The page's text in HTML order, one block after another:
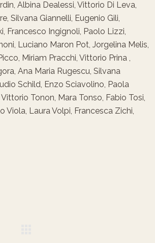
Albina Dealessi, Vittorio Di Leva,
Silvana Giannelli, Eugenio Gili,
Francesco Ingignoli, Paolo Lizzi,
Luciano Maron Pot, Jorgelina Melis,
Miriam Pracchi, Vittorio Prina ,
Ana Maria Rugescu, Silvana
Schild, Enzo Sciavolino, Paola
Tonon, Mara Tonso, Fabio Tosi,
Viola, Laura Volpi, Francesca Zichi,